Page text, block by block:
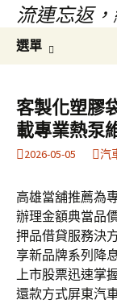
流連忘返
選單
容
客製化塑膠
載專業熱泵
2026-05-05 汽
高雄當舖推薦為
辦理金額典當品
押品借貸服務決
享新品牌系列降
上市股票迅速掌
還款方式屏東汽